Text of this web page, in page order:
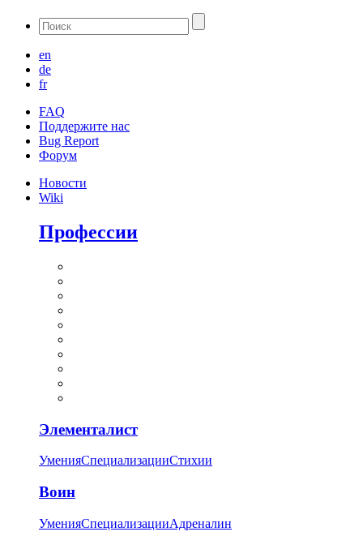
en
de
fr
FAQ
Поддержите нас
Bug Report
Форум
Новости
Wiki
Профессии
Элементалист
УменияСпециализацииСтихии
Воин
УменияСпециализацииАдреналин